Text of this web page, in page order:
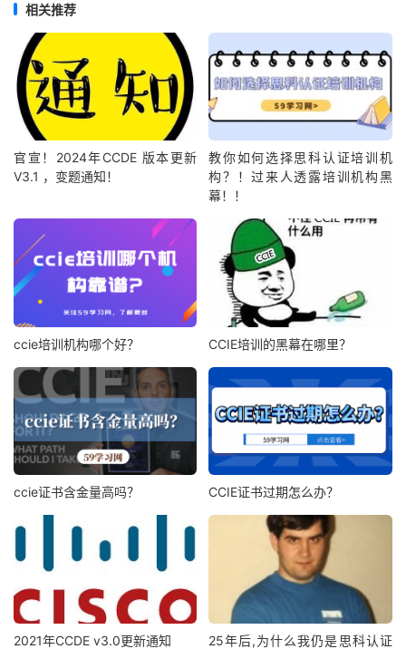
相关推荐
官宣！2024年CCDE 版本更新
V3.1 ，变题通知！
教你如何选择思科认证培训机
构？！过来人透露培训机构黑
幕！！
ccie培训机构哪个好？ CCIE培训的黑幕在哪里？
ccie证书含金量高吗？ CCIE证书过期怎么办？
2021年CCDE v3.0更新通知
25年后,为什么我仍是思科认证